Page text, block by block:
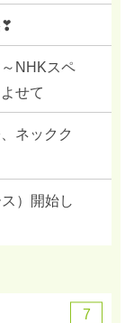
❣
NHKスペ
せて
ネックク
）開始し
7